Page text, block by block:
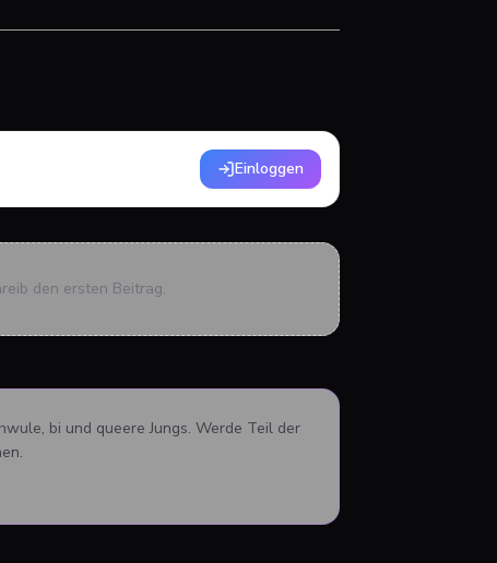
Einloggen
den ersten Beitrag.
bi und queere Jungs. Werde Teil der